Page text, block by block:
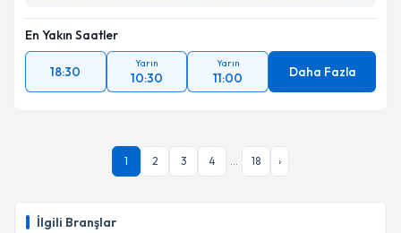
İlgili Branşlar
En Yakın Saatler
18:30
Yarın
10:30
Yarın
11:00 Daha Fazla
1 2 3 4 ... 18 ›